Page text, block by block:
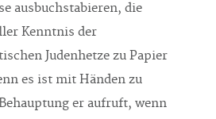
ausbuchstabieren, die
Kenntnis der
Judenhetze zu Papier
es ist mit Händen zu
er aufruft, wenn